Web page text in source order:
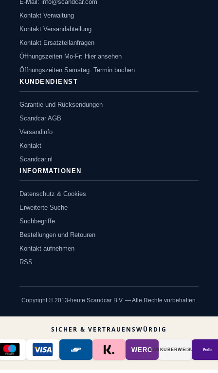
E-Mail: info@scandcar.com
Kontakt Verwaltung
Kontakt Versandabteilung
Kontakt Ersatzteilanfragen
Öffnungszeiten Mo-Fr: Hier ansehen
Öffnungszeiten Samstag: Termin buchen
KUNDENDIENST
Garantie und Rücksendungen
Scandcar AGB
Versandinfo
Kontakt
Scandcar.nl
INFORMATIONEN
Datenschutz & Cookies
Erweiterte Suche
Suchbegriffe
Bestellungen und Retouren
Kontakt aufnehmen
RSS
Copyright © 2013-heute Scandcar B.V. — Alle Rechte vorbehalten.
SICHER & VERTRAUENSWÜRDIG
WEROBANK­ÜBER­WEISUNG